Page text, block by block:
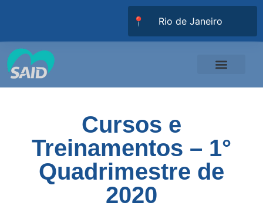
📍
Cursos e
Treinamentos – 1°
Quadrimestre de
2020